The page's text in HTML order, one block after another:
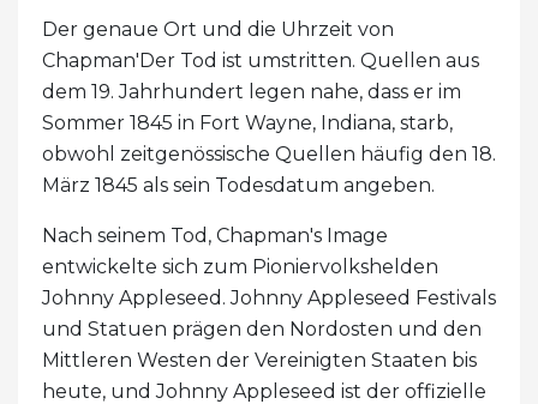
Der genaue Ort und die Uhrzeit von
Chapman'Der Tod ist umstritten. Quellen aus
dem 19. Jahrhundert legen nahe, dass er im
Sommer 1845 in Fort Wayne, Indiana, starb,
obwohl zeitgenössische Quellen häufig den 18.
März 1845 als sein Todesdatum angeben.
Nach seinem Tod, Chapman's Image
entwickelte sich zum Pioniervolkshelden
Johnny Appleseed. Johnny Appleseed Festivals
und Statuen prägen den Nordosten und den
Mittleren Westen der Vereinigten Staaten bis
heute, und Johnny Appleseed ist der offizielle